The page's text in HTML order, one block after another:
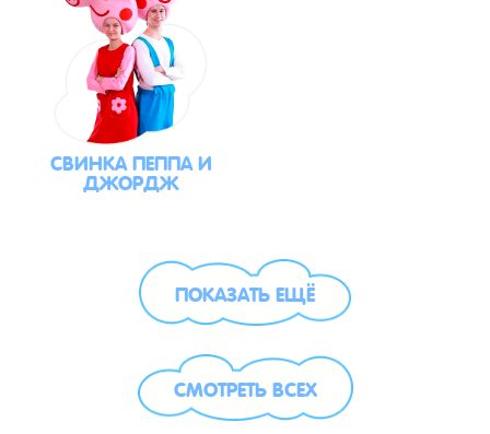
СВИНКА ПЕППА И
ДЖОРДЖ
ПОКАЗАТЬ ЕЩЁ
СМОТРЕТЬ ВСЕХ